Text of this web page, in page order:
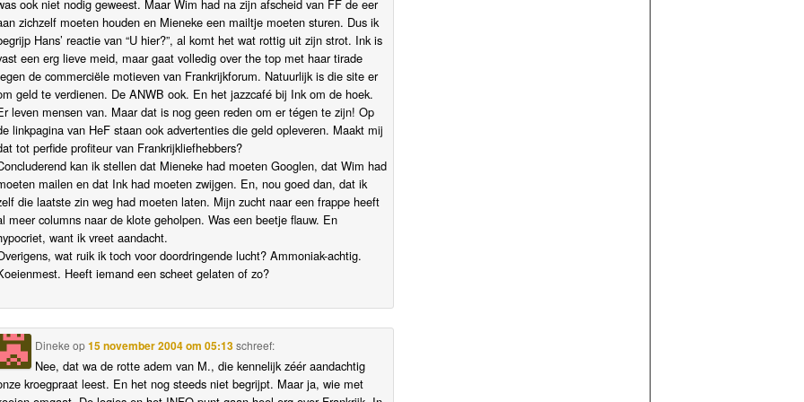
ook niet nodig geweest. Maar Wim had na zijn afscheid van FF de eer
zichzelf moeten houden en Mieneke een mailtje moeten sturen. Dus ik
Hans’ reactie van “U hier?”, al komt het wat rottig uit zijn strot. Ink is
een erg lieve meid, maar gaat volledig over the top met haar tirade
de commerciële motieven van Frankrijkforum. Natuurlijk is die site er
geld te verdienen. De ANWB ook. En het jazzcafé bij Ink om de hoek.
leven mensen van. Maar dat is nog geen reden om er tégen te zijn! Op
linkpagina van HeF staan ook advertenties die geld opleveren. Maakt mij
tot perfide profiteur van Frankrijkliefhebbers?
kan ik stellen dat Mieneke had moeten Googlen, dat Wim had
mailen en dat Ink had moeten zwijgen. En, nou goed dan, dat ik
die laatste zin weg had moeten laten. Mijn zucht naar een frappe heeft
meer columns naar de klote geholpen. Was een beetje flauw. En
want ik vreet aandacht.
wat ruik ik toch voor doordringende lucht? Ammoniak-achtig.
Heeft iemand een scheet gelaten of zo?
Dineke op15 november 2004 om 05:13schreef:
Nee, dat wa de rotte adem van M., die kennelijk zéér aandachtig
kroegpraat leest. En het nog steeds niet begrijpt. Maar ja, wie met